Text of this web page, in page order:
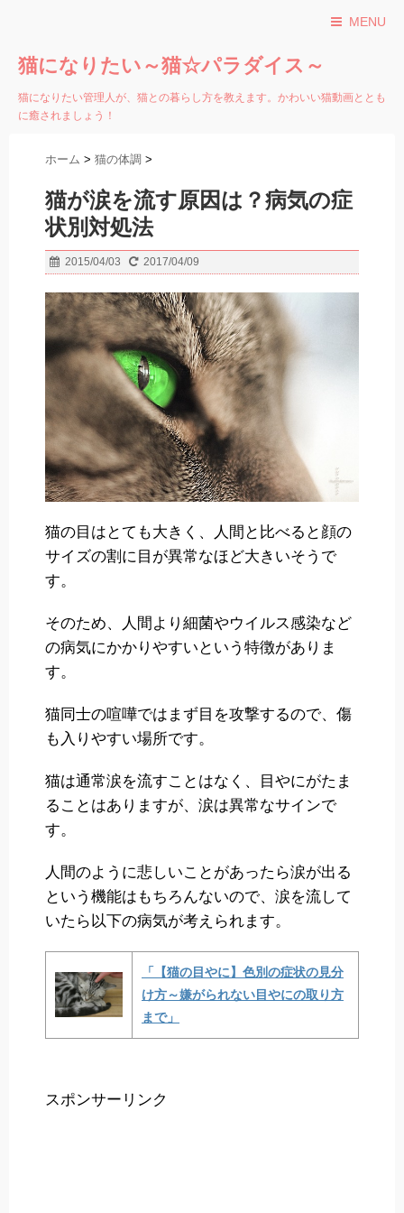
MENU
猫になりたい～猫☆パラダイス～
猫になりたい管理人が、猫との暮らし方を教えます。かわいい猫動画ととも
に癒されましょう！
ホーム > 猫の体調 >
猫が涙を流す原因は？病気の症
状別対処法
2015/04/03 2017/04/09
猫の目はとても大きく、人間と比べると顔の
サイズの割に目が異常なほど大きいそうで
す。
そのため、人間より細菌やウイルス感染など
の病気にかかりやすいという特徴がありま
す。
猫同士の喧嘩ではまず目を攻撃するので、傷
も入りやすい場所です。
猫は通常涙を流すことはなく、目やにがたま
ることはありますが、涙は異常なサインで
す。
人間のように悲しいことがあったら涙が出る
という機能はもちろんないので、涙を流して
いたら以下の病気が考えられます。
「【猫の目やに】色別の症状の見分
け方～嫌がられない目やにの取り方
まで」
スポンサーリンク